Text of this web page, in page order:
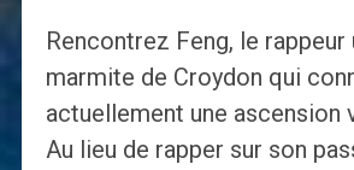
Rencontrez Feng, le rappeur
marmite de Croydon qui
actuellement une ascension
Au lieu de rapper sur son